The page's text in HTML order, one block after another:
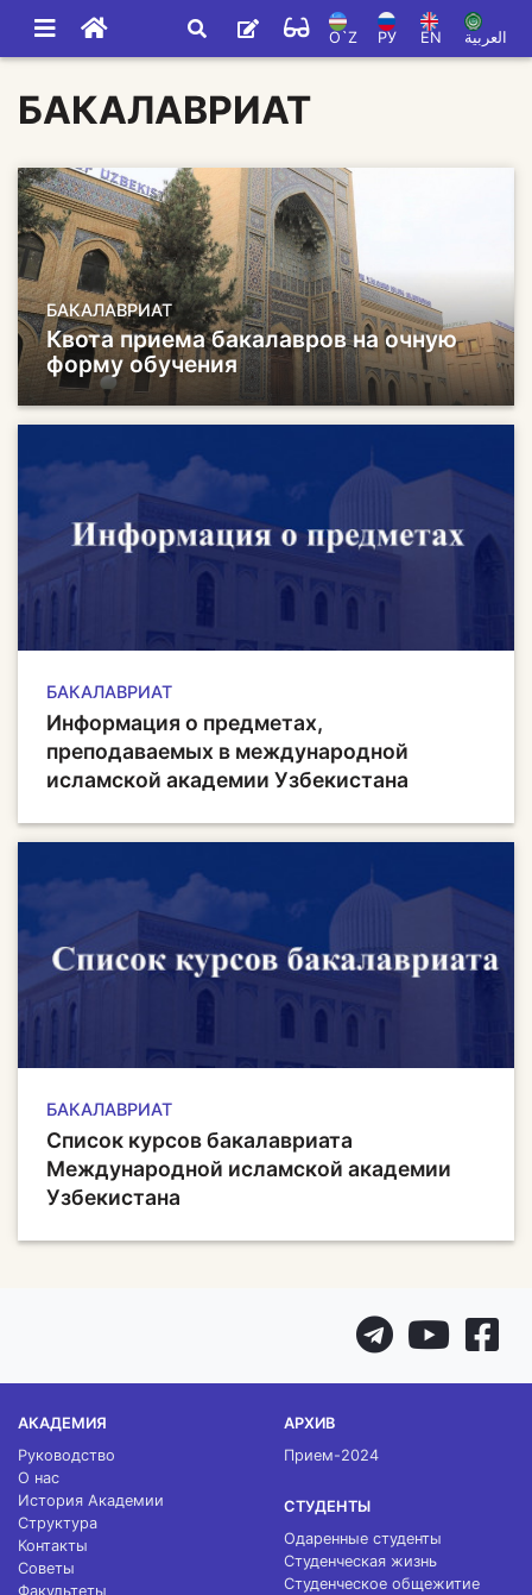
O`Z РУ EN العربية
БАКАЛАВРИАТ
БАКАЛАВРИАТ
Квота приема бакалавров на очную
форму обучения
БАКАЛАВРИАТ
Информация о предметах,
преподаваемых в международной
исламской академии Узбекистана
БАКАЛАВРИАТ
Список курсов бакалавриата
Международной исламской академии
Узбекистана
АКАДЕМИЯ
Руководство
О нас
История Академии
Структура
Контакты
Советы
Факультеты
АРХИВ
Прием-2024
СТУДЕНТЫ
Одаренные студенты
Студенческая жизнь
Студенческое общежитие